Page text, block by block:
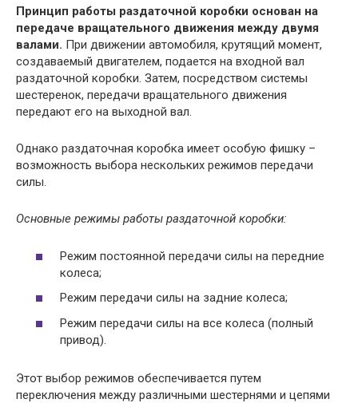
Принцип работы раздаточной коробки основан на
передаче вращательного движения между двумя
валами. При движении автомобиля, крутящий момент,
создаваемый двигателем, подается на входной вал
раздаточной коробки. Затем, посредством системы
шестеренок, передачи вращательного движения
передают его на выходной вал.
Однако раздаточная коробка имеет особую фишку –
возможность выбора нескольких режимов передачи
силы.
Основные режимы работы раздаточной коробки:
Режим постоянной передачи силы на передние
колеса;
Режим передачи силы на задние колеса;
Режим передачи силы на все колеса (полный
привод).
Этот выбор режимов обеспечивается путем
переключения между различными шестернями и цепями